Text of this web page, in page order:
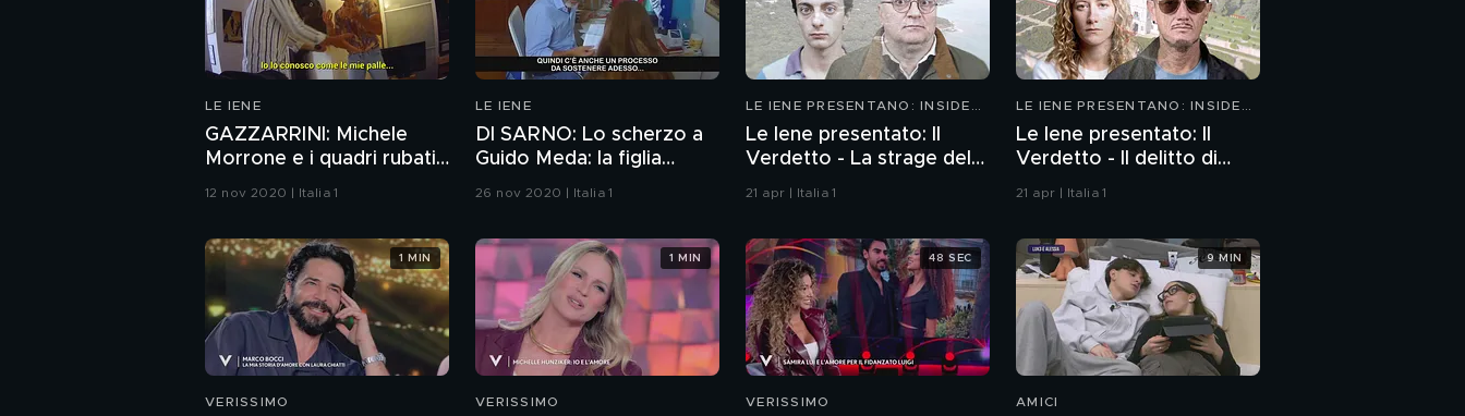
LE IENE
GAZZARRINI: Michele
Morrone e i quadri rubati.
Scherzo al sex symbol da
12 nov 2020 | Italia 1
LE IENE
DI SARNO: Lo scherzo a
Guido Meda: la figlia
rischia una condanna!
26 nov 2020 | Italia 1
LE IENE PRESENTANO: INSIDE
Le Iene presentato: Il
Verdetto - La strage del
Circeo
21 apr | Italia 1
LE IENE PRESENTANO: INSIDE
Le Iene presentato: Il
Verdetto - Il delitto di
Villa Pamphili
21 apr | Italia 1
VERISSIMO
1 MIN
VERISSIMO
1 MIN
VERISSIMO
48 SEC
AMICI
9 MIN